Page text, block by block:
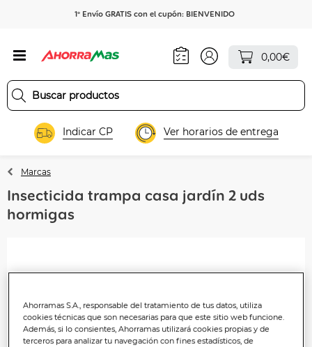
1º Envío GRATIS con el cupón: BIENVENIDO
0,00€
Indicar CP Ver horarios de entrega
Marcas
Insecticida trampa casa jardín 2 uds
hormigas
Ahorramas S.A., responsable del tratamiento de tus datos, utiliza
cookies técnicas que son necesarias para que este sitio web funcione.
Además, si lo consientes, Ahorramas utilizará cookies propias y de
terceros para analizar tu navegación con fines estadísticos, de